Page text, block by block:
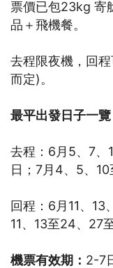
票價已包23kg 寄
品＋飛機餐。
去程限夜機，回
而定)。
最平出發日子一覽
去程：6月5、7、
日；7月4、5、
回程：6月11、13
11、13至24、27
機票有效期： 2-7